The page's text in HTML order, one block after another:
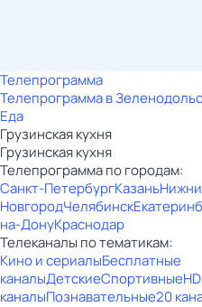
Телепрограмма
Телепрограмма в
Еда
Грузинская кухня
Грузинская кухня
Телепрограмма по городам:
Санкт-ПетербургКазань
НовгородЧелябинск
на-ДонуКраснодар
Телеканалы по тематикам:
Кино и сериалыБесплатные
каналыДетскиеСпортивныеHD
каналыПознавательные20